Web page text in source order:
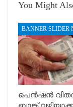
You Might
BANNER SLIDER
പെൻഷൻ